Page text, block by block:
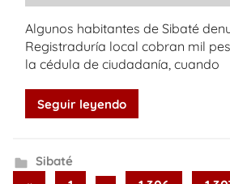
Algunos habitantes de Sibaté
Registraduría local cobran mil
la cédula de ciudadanía, cuando
Seguir leyendo
Sibaté